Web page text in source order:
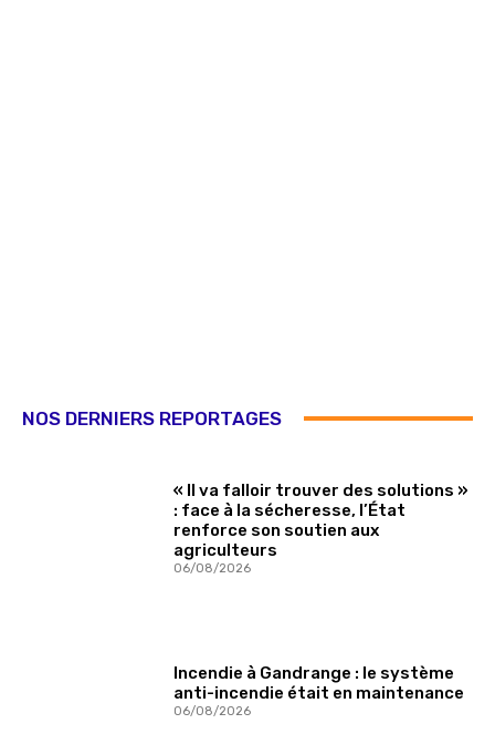
NOS DERNIERS REPORTAGES
« Il va falloir trouver des solutions »
: face à la sécheresse, l’État
renforce son soutien aux
agriculteurs
06/08/2026
Incendie à Gandrange : le système
anti-incendie était en maintenance
06/08/2026